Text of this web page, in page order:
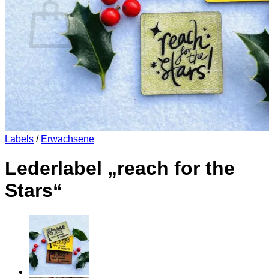
Es befinden sich keine Produkte im Warenkorb.
Zurück zum Shop
Labels / Erwachsene
Lederlabel „reach for the
Stars“